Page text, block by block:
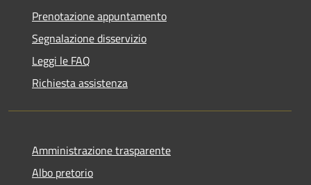
Prenotazione appuntamento
Segnalazione disservizio
Leggi le FAQ
Richiesta assistenza
Amministrazione trasparente
Albo pretorio